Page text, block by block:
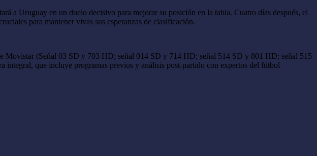
a Uruguay en un duelo decisivo para mejorar su posición en la tabla. Cuatro días después, el
para mantener vivas sus esperanzas de clasificación.
Movistar (Señal 03 SD y 703 HD; señal 014 SD y 714 HD; señal 514 SD y 801 HD; señal 515
que incluye programas previos y análisis post-partido con expertos del fútbol